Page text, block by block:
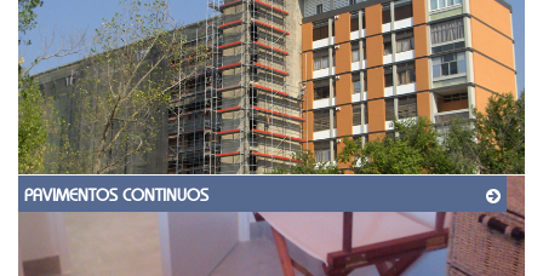
PAVIMENTOS CONTINUOS